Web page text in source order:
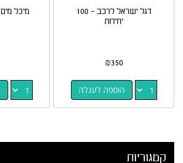
דגל ישראל לרכב - 100
יחידות
₪350
הוספה לעגלה
מיכל מים
קטגוריות